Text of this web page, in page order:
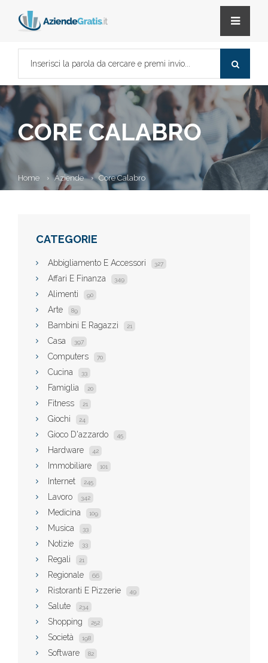
CORE CALABRO
Home Aziende Core Calabro
CATEGORIE
Abbigliamento E Accessori 327
Affari E Finanza 349
Alimenti 90
Arte 89
Bambini E Ragazzi 21
Casa 397
Computers 70
Cucina 33
Famiglia 20
Fitness 21
Giochi 24
Gioco D'azzardo 45
Hardware 42
Immobiliare 101
Internet 245
Lavoro 342
Medicina 109
Musica 33
Notizie 33
Regali 21
Regionale 66
Ristoranti E Pizzerie 49
Salute 234
Shopping 252
Società 198
Software 82